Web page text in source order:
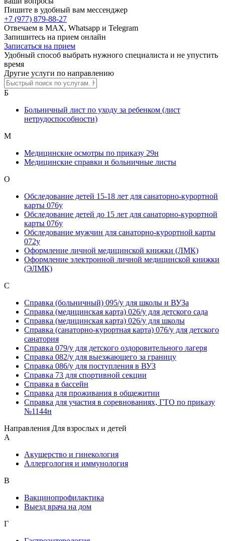
Пишите в удобный вам мессенджер
+7 (977) 879-88-27
Отвечаем в MAX, Whatsapp и Telegram
Запишитесь на прием онлайн
Записаться на прием
Удобный способ выбрать нужного специалиста и не упустить
время
Другие услуги по направлению
Б
Больничный лист по уходу за ребенком (лист
нетрудоспособности)
М
Медицинские осмотры по приказу 29н
Медицинские справки и больничные листы
О
Обследование детей 15-18 лет для санаторно-курортной
карты 076у
Обследование детей до 15 лет для санаторно-курортной
карты 076у
Обследование мужчин для санаторно-курортной карты
072у
Оформление личной медицинской книжки (ЛМК)
Оформление электронной личной медицинской книжки
(ЭЛМК)
С
Справка (больничный) 095/у для школы и ВУЗа
Справка (медицинская карта) 026/у для детского сада
Справка (медицинская карта) 026/у для школы
Справка (санаторно-курортная карта) 076/у для детского
санатория
Справка 079/у для детского оздоровительного лагеря
Справка 082/у для выезжающего за границу
Справка 086/у для поступления в ВУЗ
Справка 73 для спортивной секции
Справка в бассейн
Справка для проживания в общежитии
Справка для участия в соревнованиях, ГТО по приказу
№1144н
Направления Для взрослых и детей
А
Акушерство и гинекология
Аллергология и иммунология
В
Вакцинопрофилактика
Выезд врача на дом
Г